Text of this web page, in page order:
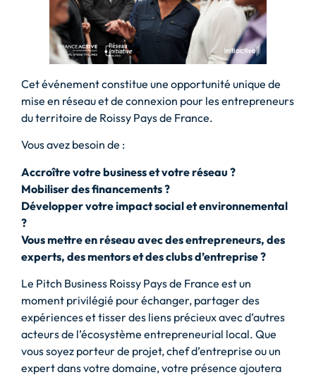
Cet événement constitue une opportunité unique de
mise en réseau et de connexion pour les entrepreneurs
du territoire de Roissy Pays de France.
Vous avez besoin de :
Accroître votre business et votre réseau ?
Mobiliser des financements ?
Développer votre impact social et environnemental
?
Vous mettre en réseau avec des entrepreneurs, des
experts, des mentors et des clubs d’entreprise ?
Le Pitch Business Roissy Pays de France est un
moment privilégié pour échanger, partager des
expériences et tisser des liens précieux avec d’autres
acteurs de l’écosystème entrepreneurial local. Que
vous soyez porteur de projet, chef d’entreprise ou un
expert dans votre domaine, votre présence ajoutera